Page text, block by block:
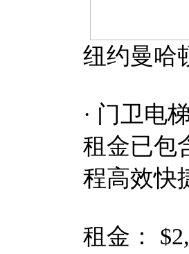
纽约曼哈
· 门卫电
租金已包
程高效快
租金：